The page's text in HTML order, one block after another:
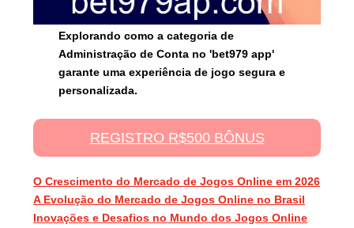
Explorando como a categoria de
Administração de Conta no 'bet979 app'
garante uma experiência de jogo segura e
personalizada.
REGISTRO R$500 BÔNUS
O Crescimento do Mercado de Jogos Online em 2026
A Evolução do Mercado de Jogos Online no Brasil
Inovações e Desafios no Mundo dos Jogos Online